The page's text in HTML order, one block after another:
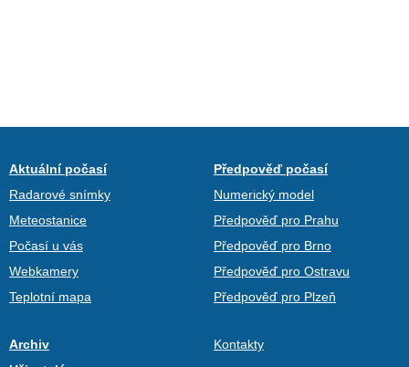
Aktuální počasí
Radarové snímky
Meteostanice
Počasí u vás
Webkamery
Teplotní mapa
Předpověď počasí
Numerický model
Předpověď pro Prahu
Předpověď pro Brno
Předpověď pro Ostravu
Předpověď pro Plzeň
Archiv
Kontakty